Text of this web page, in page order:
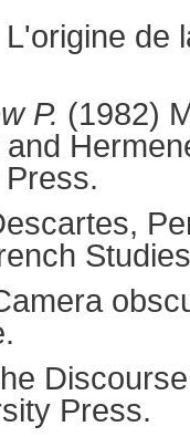
L'origine de
P. (1982)
and
Press.